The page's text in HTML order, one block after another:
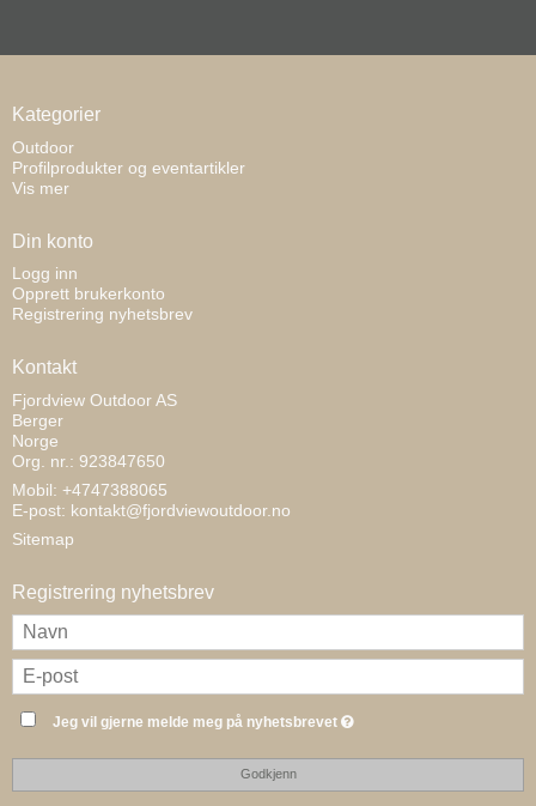
Kategorier
Outdoor
Profilprodukter og eventartikler
Vis mer
Din konto
Logg inn
Opprett brukerkonto
Registrering nyhetsbrev
Kontakt
Fjordview Outdoor AS
Berger
Norge
Org. nr.: 923847650
Mobil: +4747388065
E-post: kontakt@fjordviewoutdoor.no
Sitemap
Registrering nyhetsbrev
Jeg vil gjerne melde meg på nyhetsbrevet
Godkjenn